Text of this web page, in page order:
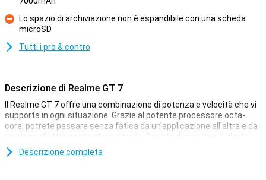
Contro
Lo spazio di archiviazione non è espandibile con una scheda
microSD
Tutti i pro & contro
Descrizione di Realme GT 7
Il Realme GT 7 offre una combinazione di potenza e velocità che vi
supporta in ogni situazione. Grazie al potente processore octa-
core, potrete passare senza fatica da un'applicazione all'altra e da
un gioco all'altro senza alcun ritardo. Questo dispositivo è ideale
per tutti coloro che amano le prestazioni fluide, sia che si tratti di
giochi ad alta intensità grafica sia che si utilizzino più app
Descrizione completa